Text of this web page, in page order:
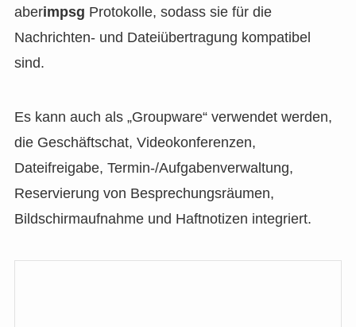
aberimpsg Protokolle, sodass sie für die
Nachrichten- und Dateiübertragung kompatibel
sind.
Es kann auch als „Groupware“ verwendet werden,
die Geschäftschat, Videokonferenzen,
Dateifreigabe, Termin-/Aufgabenverwaltung,
Reservierung von Besprechungsräumen,
Bildschirmaufnahme und Haftnotizen integriert.